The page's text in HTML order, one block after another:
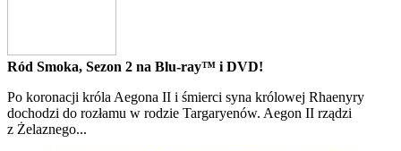
Ród Smoka, Sezon 2 na Blu-ray™ i DVD!
Po koronacji króla Aegona II i śmierci syna królowej Rhaenyry
dochodzi do rozłamu w rodzie Targaryenów. Aegon II rządzi
z Żelaznego...